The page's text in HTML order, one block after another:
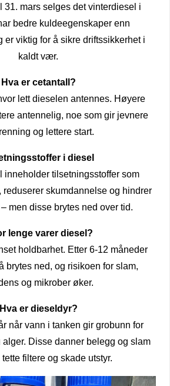
31. mars selges det vinterdiesel i
bedre kuldeegenskaper enn
er viktig for å sikre driftssikkerhet i
kaldt vær.
Hva er cetantall?
lett dieselen antennes. Høyere
antennelig, noe som gir jevnere
og lettere start.
i diesel
inneholder tilsetningsstoffer som
reduserer skumdannelse og hindrer
men disse brytes ned over tid.
lenge varer diesel?
holdbarhet. Etter 6-12 måneder
brytes ned, og risikoen for slam,
og mikrober øker.
Hva er dieseldyr?
når vann i tanken gir grobunn for
alger. Disse danner belegg og slam
filtere og skade utstyr.